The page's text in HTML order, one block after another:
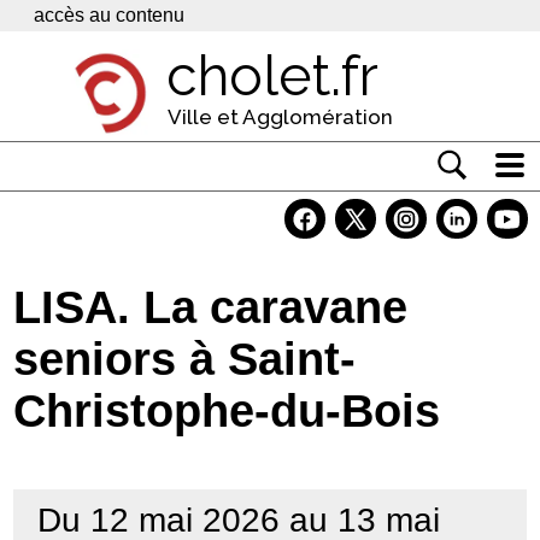
Panneau de gestion des cookies
accès au contenu
cholet.fr
Ville et Agglomération
Economie
Services
Contacts
LISA. La caravane
seniors à Saint-
Christophe-du-Bois
Du 12 mai 2026 au 13 mai